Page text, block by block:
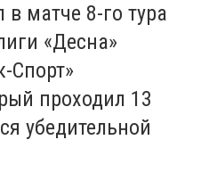
матче 8-го тура
«Десна»
Спорт»
проходил 13
убедительной